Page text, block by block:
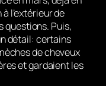
l’extérieur de
questions. Puis,
détail: certains
de cheveux
et gardaient les